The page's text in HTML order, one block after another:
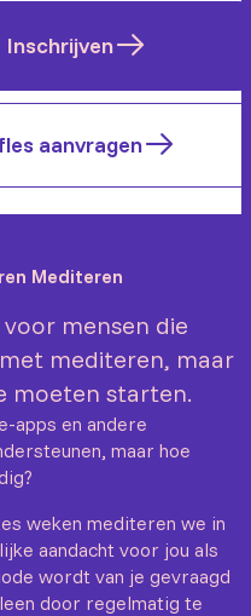
Inschrijven
aanvragen
Mediteren
mensen die
mediteren, maar
moeten starten.
apps en andere
maar hoe
weken mediteren we in
aandacht voor jou als
wordt van je gevraagd
door regelmatig te